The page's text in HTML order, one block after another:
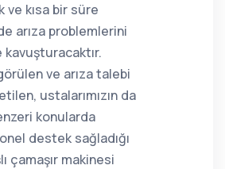
ve kısa bir süre
arıza problemlerini
ve arıza talebi
ustalarımızın da
konularda
destek sağladığı
çamaşır makinesi